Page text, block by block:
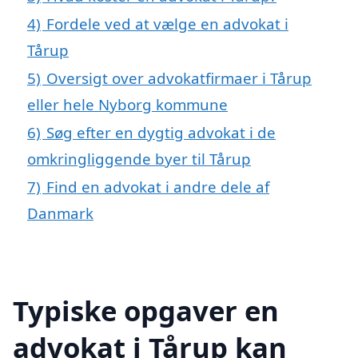
4) Fordele ved at vælge en advokat i
Tårup
5) Oversigt over advokatfirmaer i Tårup
eller hele Nyborg kommune
6) Søg efter en dygtig advokat i de
omkringliggende byer til Tårup
7) Find en advokat i andre dele af
Danmark
Typiske opgaver en
advokat i Tårup kan